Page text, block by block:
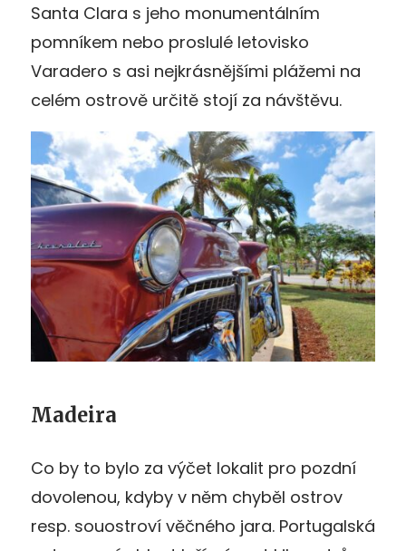
Santa Clara s jeho monumentálním
pomníkem nebo proslulé letovisko
Varadero s asi nejkrásnějšími plážemi na
celém ostrově určitě stojí za návštěvu.
Madeira
Co by to bylo za výčet lokalit pro pozdní
dovolenou, kdyby v něm chyběl ostrov
resp. souostroví věčného jara. Portugalská